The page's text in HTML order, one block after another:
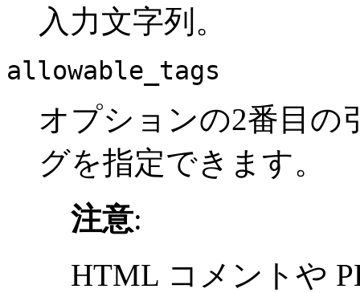
入力文字列。
allowable_tags
オプションの2番目の
グを指定できます。
注意:
HTML コメントや